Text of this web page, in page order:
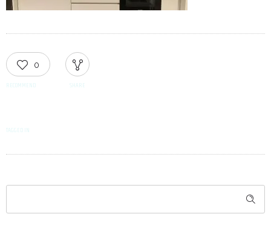
0
RECOMMEND SHARE
TAGGED IN